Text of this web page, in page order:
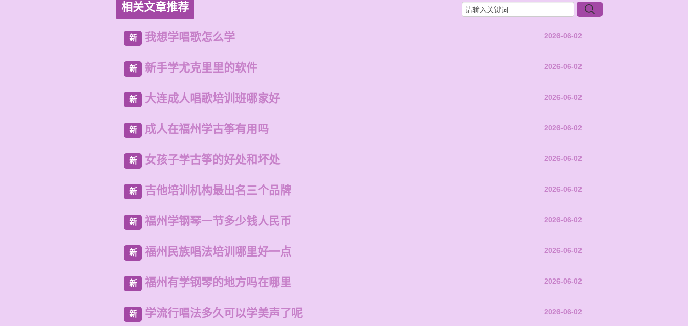
相关文章推荐
新 我想学唱歌怎么学 2026-06-02
新 新手学尤克里里的软件 2026-06-02
新 大连成人唱歌培训班哪家好 2026-06-02
新 成人在福州学古筝有用吗 2026-06-02
新 女孩子学古筝的好处和坏处 2026-06-02
新 吉他培训机构最出名三个品牌 2026-06-02
新 福州学钢琴一节多少钱人民币 2026-06-02
新 福州民族唱法培训哪里好一点 2026-06-02
新 福州有学钢琴的地方吗在哪里 2026-06-02
新 学流行唱法多久可以学美声了呢 2026-06-02